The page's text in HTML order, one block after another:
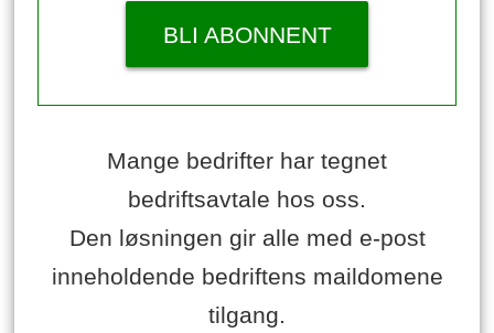
BLI ABONNENT
Mange bedrifter har tegnet
bedriftsavtale hos oss.
Den løsningen gir alle med e-post
inneholdende bedriftens maildomene
tilgang.